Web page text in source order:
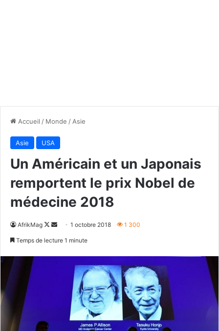
Accueil / Monde / Asie
Asie USA
Un Américain et un Japonais
remportent le prix Nobel de
médecine 2018
AfrikMag
Follow
Envoyer1 octobre 2018 1 300
Temps de lecture 1 minute